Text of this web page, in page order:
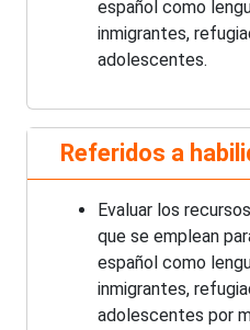
español como
inmigrantes,
adolescentes.
Referidos a
Evaluar los
que se emplean
español como
inmigrantes,
adolescentes por